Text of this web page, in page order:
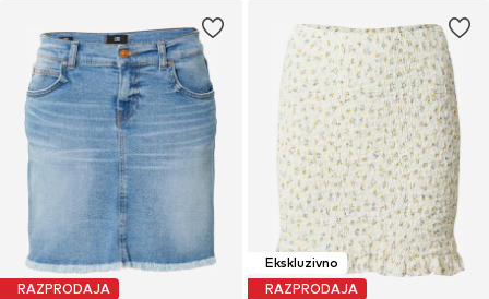
RAZPRODAJA
Ekskluzivno
RAZPRODAJA